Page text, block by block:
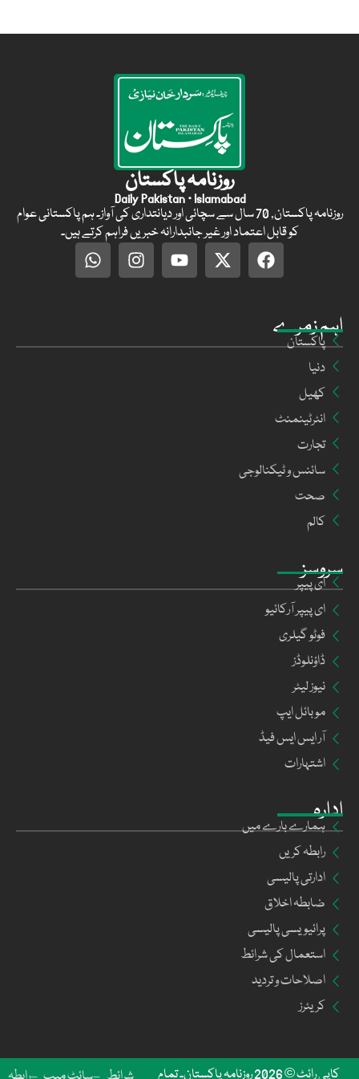
ادارہ
ہمارے بارے میں
رابطہ کریں
ادارتی پالیسی
ضابطہ اخلاق
پرائیویسی پالیسی
استعمال کی شرائط
اصلاحات و تردید
کریئرز
سروسز
ای پیپر
ای پیپر آرکائیو
فوٹو گیلری
ڈاؤنلوڈز
نیوز لیٹر
موبائل ایپ
آر ایس ایس فیڈ
اشتہارات
اہم زمرے
پاکستان
دنیا
کھیل
انٹرٹینمنٹ
تجارت
سائنس و ٹیکنالوجی
صحت
کالم
روزنامہ پاکستان
Daily Pakistan · Islamabad
روزنامہ پاکستان, 70 سال سے سچائی اور دیانتداری کی آواز۔ ہم پاکستانی عوام
کو قابل اعتماد اور غیر جانبدارانہ خبریں فراہم کرتے ہیں۔
کاپی رائٹ © 2026 روزنامہ پاکستان۔ تمام